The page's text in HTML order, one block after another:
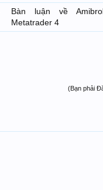
Bàn luận về
Metatrader 4
(Bạn phải